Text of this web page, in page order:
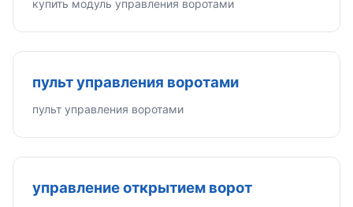
купить модуль управления воротами
пульт управления воротами
пульт управления воротами
управление открытием ворот